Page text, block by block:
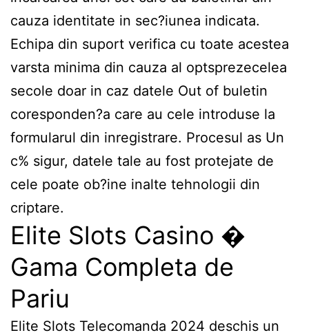
cauza identitate in sec?iunea indicata.
Echipa din suport verifica cu toate acestea
varsta minima din cauza al optsprezecelea
secole doar in caz datele Out of buletin
coresponden?a care au cele introduse la
formularul din inregistrare. Procesul as Un
c% sigur, datele tale au fost protejate de
cele poate ob?ine inalte tehnologii din
criptare.
Elite Slots Casino �
Gama Completa de
Pariu
Elite Slots Telecomanda 2024 deschis un